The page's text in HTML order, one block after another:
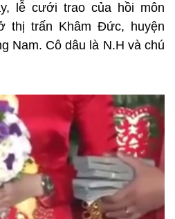
lễ cưới trao của hồi môn
thị trấn Khâm Đức, huyện
Nam. Cô dâu là N.H và chú